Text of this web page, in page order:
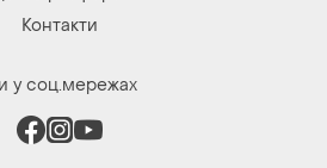
серця. Всі права захищені